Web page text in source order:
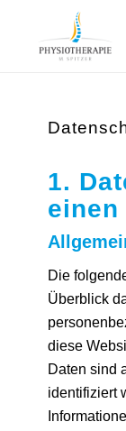
1.
Die
Überblick
diese
Daten sind
identifiziert